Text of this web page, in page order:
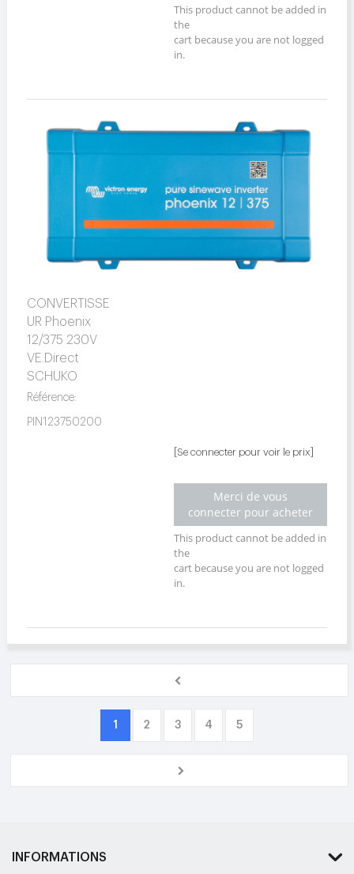
This product cannot be added in
the
cart because you are not logged
in.
CONVERTISSE
UR Phoenix
12/375 230V
VE.Direct
SCHUKO
Référence:
PIN123750200
[Se connecter pour voir le prix]
Merci de vous
connecter pour acheter
This product cannot be added in
the
cart because you are not logged
in.
1 2 3 4 5
INFORMATIONS